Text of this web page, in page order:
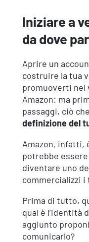
Iniziare a
da dove
Aprire un
costruire la tua
promuoverti nel
Amazon: ma
passaggi, ciò
definizione del
Amazon, infatti,
potrebbe essere
diventare uno
commercializzi
Prima di tutto,
qual è l’identità
aggiunto
comunicarlo?